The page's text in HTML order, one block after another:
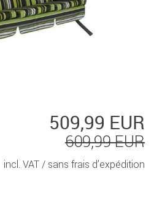
509,99 EUR
609,99 EUR
incl. VAT / sans frais d’expédition